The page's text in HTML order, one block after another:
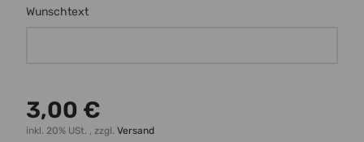
Wunschtext
3,00 €
inkl. 20% USt. , zzgl. Versand